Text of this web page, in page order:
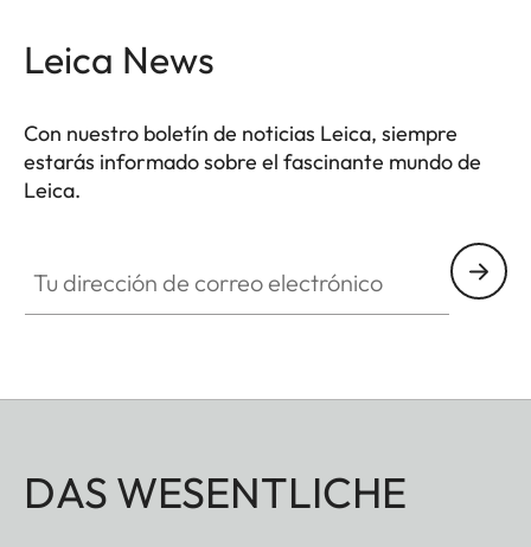
Leica News
Con nuestro boletín de noticias Leica, siempre
estarás informado sobre el fascinante mundo de
Leica.
DAS WESENTLICHE